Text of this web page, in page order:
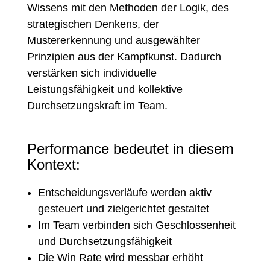
Wissens mit den Methoden der Logik, des
strategischen Denkens, der
Mustererkennung und ausgewählter
Prinzipien aus der Kampfkunst. Dadurch
verstärken sich individuelle
Leistungsfähigkeit und kollektive
Durchsetzungskraft im Team.
Performance bedeutet in diesem
Kontext:
Entscheidungsverläufe werden aktiv
gesteuert und zielgerichtet gestaltet
Im Team verbinden sich Geschlossenheit
und Durchsetzungsfähigkeit
Die Win Rate wird messbar erhöht